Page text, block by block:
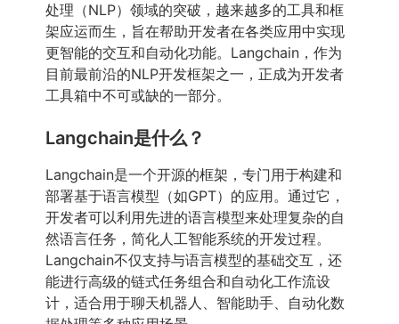
处理（NLP）领域的突破，越来越多的工具和框
架应运而生，旨在帮助开发者在各类应用中实现
更智能的交互和自动化功能。Langchain，作为
目前最前沿的NLP开发框架之一，正成为开发者
工具箱中不可或缺的一部分。
Langchain是什么？
Langchain是一个开源的框架，专门用于构建和
部署基于语言模型（如GPT）的应用。通过它，
开发者可以利用先进的语言模型来处理复杂的自
然语言任务，简化人工智能系统的开发过程。
Langchain不仅支持与语言模型的基础交互，还
能进行高级的链式任务组合和自动化工作流设
计，适合用于聊天机器人、智能助手、自动化数